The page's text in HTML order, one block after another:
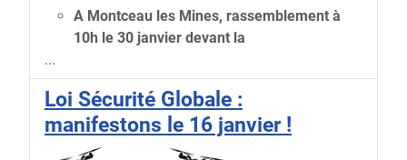
A Montceau les Mines, rassemblement à
10h le 30 janvier devant la
...
Loi Sécurité Globale :
manifestons le 16 janvier !